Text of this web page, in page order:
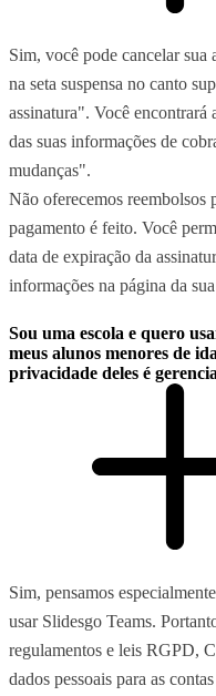
Sim, você pode cancelar
na seta suspensa no canto
assinatura". Você
das suas informações de
mudanças".
Não oferecemos reembolsos
pagamento é feito. Você
data de expiração da
informações na página da
Sou uma escola e quero
meus alunos menores de
privacidade deles é
Sim, pensamos
usar Slidesgo Teams.
regulamentos e leis RGPD,
dados pessoais para as